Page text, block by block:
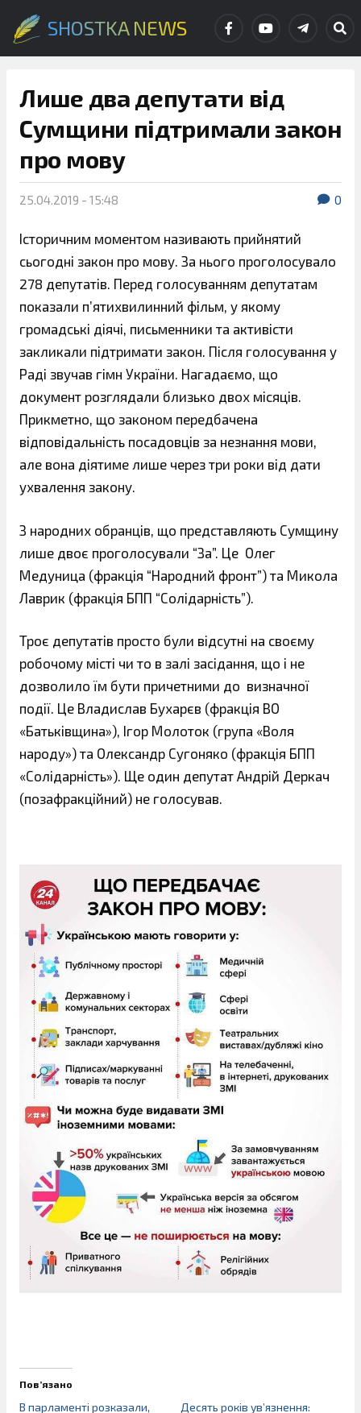
SHOSTKA NEWS
Лише два депутати від
Сумщини підтримали закон
про мову
25.04.2019 - 15:48 0
Історичним моментом називають прийнятий
сьогодні закон про мову. За нього проголосувало
278 депутатів. Перед голосуванням депутатам
показали п’ятихвилинний фільм, у якому
громадські діячі, письменники та активісти
закликали підтримати закон. Після голосування у
Раді звучав гімн України. Нагадаємо, що
документ розглядали близько двох місяців.
Прикметно, що законом передбачена
відповідальність посадовців за незнання мови,
але вона діятиме лише через три роки від дати
ухвалення закону.
З народних обранців, що представляють Сумщину
лише двоє проголосували “За”. Це Олег
Медуница (фракція “Народний фронт”) та Микола
Лаврик (фракція БПП “Солідарність”).
Троє депутатів просто були відсутні на своєму
робочому місті чи то в залі засідання, що і не
дозволило їм бути причетними до визначної
події. Це Владислав Бухарєв (фракція ВО
«Батьківщина»), Ігор Молоток (група «Воля
народу») та Олександр Сугоняко (фракція БПП
«Солідарність»). Ще один депутат Андрій Деркач
(позафракційний) не голосував.
Пов’язано
В парламенті розказали,
Десять років ув’язнення: